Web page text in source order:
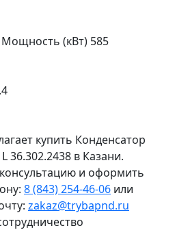
(кВт) 585
купить Конденсатор
36.302.2438 в Казани.
и оформить
8 (843) 254-46-06 или
zakaz@trybapnd.ru